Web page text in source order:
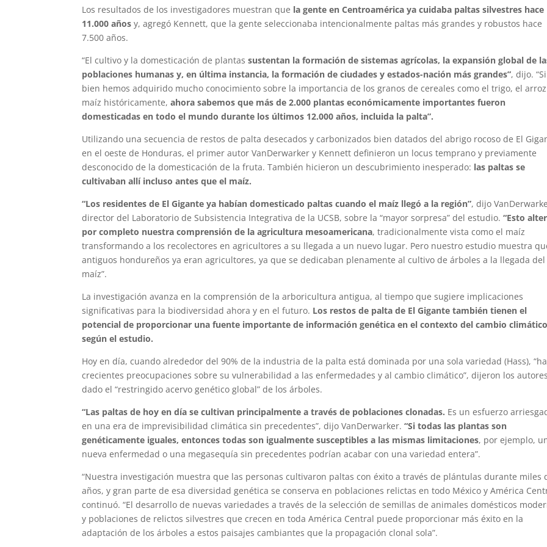
Los resultados de los investigadores muestran que la gente en Centroamérica ya cuidaba paltas silvestres hace
11.000 años y, agregó Kennett, que la gente seleccionaba intencionalmente paltas más grandes y robustos hace
7.500 años.
“El cultivo y la domesticación de plantassustentan la formación de sistemas agrícolas, la expansión global de
poblaciones humanas y, en última instancia, la formación de ciudades y estados-nación más grandes”, dijo. “Si
bien hemos adquirido mucho conocimiento sobre la importancia de los granos de cereales como el trigo, el
maíz históricamente,ahora sabemos que más de 2.000 plantas económicamente importantes fueron
domesticadas en todo el mundo durante los últimos 12.000 años, incluida la palta”.
Utilizando una secuencia de restos de palta desecados y carbonizados bien datados del abrigo rocoso de El
en el oeste de Honduras, el primer autor VanDerwarker y Kennett definieron un locus temprano y previamente
desconocido de la domesticación de la fruta. También hicieron un descubrimiento inesperado: las paltas se
cultivaban allí incluso antes que el maíz.
“Los residentes de El Gigante ya habían domesticado paltas cuando el maíz llegó a la región”, dijo
director del Laboratorio de Subsistencia Integrativa de la UCSB, sobre la “mayor sorpresa” del estudio.“Esto
por completo nuestra comprensión de la agricultura mesoamericana, tradicionalmente vista como el maíz
transformando a los recolectores en agricultores a su llegada a un nuevo lugar. Pero nuestro estudio muestra
antiguos hondureños ya eran agricultores, ya que se dedicaban plenamente al cultivo de árboles a la llegada del
maíz”.
La investigación avanza en la comprensión de la arboricultura antigua, al tiempo que sugiere implicaciones
significativas para la biodiversidad ahora y en el futuro. Los restos de palta de El Gigante también tienen el
potencial de proporcionar una fuente importante de información genética en el contexto del cambio
según el estudio.
Hoy en día, cuando alrededor del 90% de la industria de la palta está dominada por una sola variedad (Hass),
crecientes preocupaciones sobre su vulnerabilidad a las enfermedades y al cambio climático”, dijeron los
dado el “restringido acervo genético global” de los árboles.
“Las paltas de hoy en día se cultivan principalmente a través de poblaciones clonadas. Es un esfuerzo
en una era de imprevisibilidad climática sin precedentes”, dijo VanDerwarker.“Si todas las plantas son
genéticamente iguales, entonces todas son igualmente susceptibles a las mismas limitaciones, por ejemplo,
nueva enfermedad o una megasequía sin precedentes podrían acabar con una variedad entera”.
“Nuestra investigación muestra que las personas cultivaron paltas con éxito a través de plántulas durante miles
años, y gran parte de esa diversidad genética se conserva en poblaciones relictas en todo México y América
continuó. “El desarrollo de nuevas variedades a través de la selección de semillas de animales domésticos
y poblaciones de relictos silvestres que crecen en toda América Central puede proporcionar más éxito en la
adaptación de los árboles a estos paisajes cambiantes que la propagación clonal sola”.